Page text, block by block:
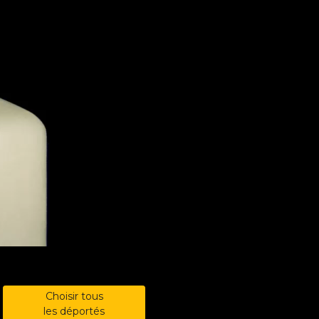
Choisir tous
les déportés